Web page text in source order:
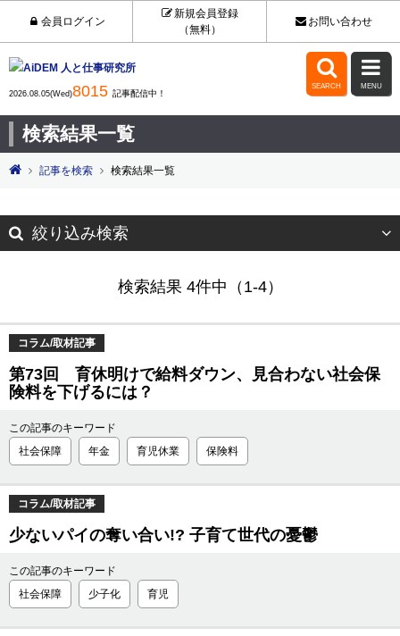
会員ログイン
新規会員登録
（無料）
お問い合わせ
2026.08.05(Wed)8015 記事配信中！

SEARCH

MENU
検索結果一覧
記事を検索 検索結果一覧
絞り込み検索
検索結果 4件中（1-4）
コラム/取材記事
第73回 育休明けで給料ダウン、見合わない社会保
険料を下げるには？
この記事のキーワード
社会保障
年金 育児休業 保険料
コラム/取材記事
少ないパイの奪い合い!? 子育て世代の憂鬱
この記事のキーワード
社会保障
少子化 育児